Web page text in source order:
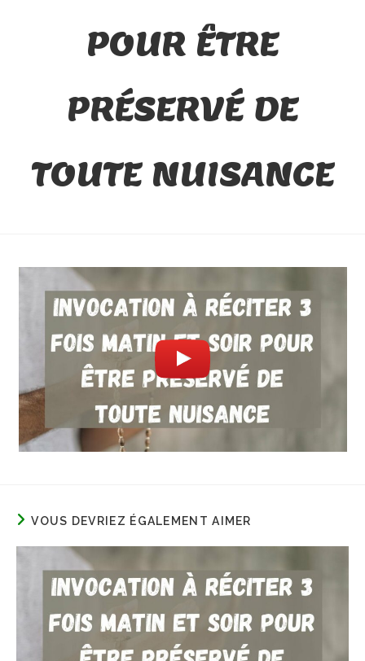
POUR ÊTRE
PRÉSERVÉ DE
TOUTE NUISANCE
VOUS DEVRIEZ ÉGALEMENT AIMER